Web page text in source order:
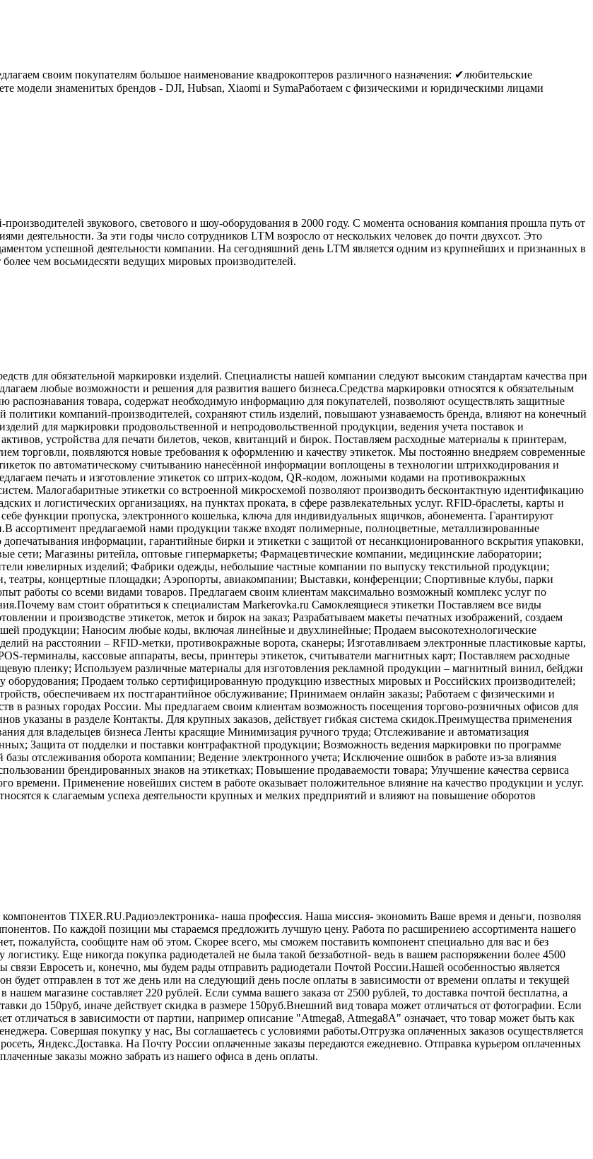
своим покупателям большое наименование квадрокоптеров различного назначения: ✔любительские
знаменитых брендов - DJI, Hubsan, Xiaomi и SymaРаботаем с физическими и юридическими лицами
звукового, светового и шоу-оборудования в 2000 году. С момента основания компания прошла путь от
деятельности. За эти годы число сотрудников LTM возросло от нескольких человек до почти двухсот. Это
успешной деятельности компании. На сегодняшний день LTM является одним из крупнейших и признанных в
чем восьмидесяти ведущих мировых производителей.
для обязательной маркировки изделий. Специалисты нашей компании следуют высоким стандартам качества при
любые возможности и решения для развития вашего бизнеса.Средства маркировки относятся к обязательным
товара, содержат необходимую информацию для покупателей, позволяют осуществлять защитные
компаний-производителей, сохраняют стиль изделий, повышают узнаваемость бренда, влияют на конечный
для маркировки продовольственной и непродовольственной продукции, ведения учета поставок и
устройства для печати билетов, чеков, квитанций и бирок. Поставляем расходные материалы к принтерам,
торговли, появляются новые требования к оформлению и качеству этикеток. Мы постоянно внедряем современные
по автоматическому считыванию нанесённой информации воплощены в технологии штрихкодирования и
печать и изготовление этикеток со штрих-кодом, QR-кодом, ложными кодами на противокражных
Малогабаритные этикетки со встроенной микросхемой позволяют производить бесконтактную идентификацию
и логистических организациях, на пунктах проката, в сфере развлекательных услуг. RFID-браслеты, карты и
функции пропуска, электронного кошелька, ключа для индивидуальных ящичков, абонемента. Гарантируют
ассортимент предлагаемой нами продукции также входят полимерные, полноцветные, металлизированные
информации, гарантийные бирки и этикетки с защитой от несанкционированного вскрытия упаковки,
сети; Магазины ритейла, оптовые гипермаркеты; Фармацевтические компании, медицинские лаборатории;
ювелирных изделий; Фабрики одежды, небольшие частные компании по выпуску текстильной продукции;
театры, концертные площадки; Аэропорты, авиакомпании; Выставки, конференции; Спортивные клубы, парки
работы со всеми видами товаров. Предлагаем своим клиентам максимально возможный комплекс услуг по
вам стоит обратиться к специалистам Markerovka.ru Самоклеящиеся этикетки Поставляем все виды
и производстве этикеток, меток и бирок на заказ; Разрабатываем макеты печатных изображений, создаем
продукции; Наносим любые коды, включая линейные и двухлинейные; Продаем высокотехнологические
на расстоянии – RFID-метки, противокражные ворота, сканеры; Изготавливаем электронные пластиковые карты,
терминалы, кассовые аппараты, весы, принтеры этикеток, считыватели магнитных карт; Поставляем расходные
пленку; Используем различные материалы для изготовления рекламной продукции – магнитный винил, бейджи
Продаем только сертифицированную продукцию известных мировых и Российских производителей;
обеспечиваем их постгарантийное обслуживание; Принимаем онлайн заказы; Работаем с физическими и
в разных городах России. Мы предлагаем своим клиентам возможность посещения торгово-розничных офисов для
указаны в разделе Контакты. Для крупных заказов, действует гибкая система скидок.Преимущества применения
для владельцев бизнеса Ленты красящие Минимизация ручного труда; Отслеживание и автоматизация
Защита от подделки и поставки контрафактной продукции; Возможность ведения маркировки по программе
отслеживания оборота компании; Ведение электронного учета; Исключение ошибок в работе из-за влияния
брендированных знаков на этикетках; Повышение продаваемости товара; Улучшение качества сервиса
времени. Применение новейших систем в работе оказывает положительное влияние на качество продукции и услуг.
к слагаемым успеха деятельности крупных и мелких предприятий и влияют на повышение оборотов
TIXER.RU.Радиоэлектроника- наша профессия. Наша миссия- экономить Ваше время и деньги, позволяя
По каждой позиции мы стараемся предложить лучшую цену. Работа по расширениею ассортимента нашего
пожалуйста, сообщите нам об этом. Скорее всего, мы сможем поставить компонент специально для вас и без
Еще никогда покупка радиодеталей не была такой беззаботной- ведь в вашем распоряжении более 4500
связи Евросеть и, конечно, мы будем рады отправить радиодетали Почтой России.Нашей особенностью является
будет отправлен в тот же день или на следующий день после оплаты в зависимости от времени оплаты и текущей
магазине составляет 220 рублей. Если сумма вашего заказа от 2500 рублей, то доставка почтой бесплатна, а
до 150руб, иначе действует скидка в размере 150руб.Внешний вид товара может отличаться от фотографии. Если
отличаться в зависимости от партии, например описание "Atmega8, Atmega8A" означает, что товар может быть как
Совершая покупку у нас, Вы соглашаетесь с условиями работы.Отгрузка оплаченных заказов осуществляется
Яндекс.Доставка. На Почту России оплаченные заказы передаются ежедневно. Отправка курьером оплаченных
заказы можно забрать из нашего офиса в день оплаты.